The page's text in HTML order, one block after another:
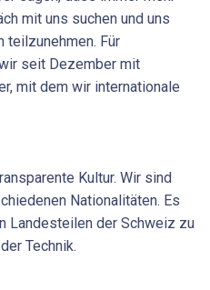
mit uns suchen und uns
teilzunehmen. Für
seit Dezember mit
mit dem wir internationale
Kultur. Wir sind
Nationalitäten. Es
Landesteilen der Schweiz zu
Technik.